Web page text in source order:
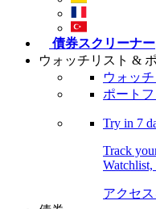
債券スクリーナー
ウォッチリスト &
ウォッ
ポート
Try in 7
Track
アクセ